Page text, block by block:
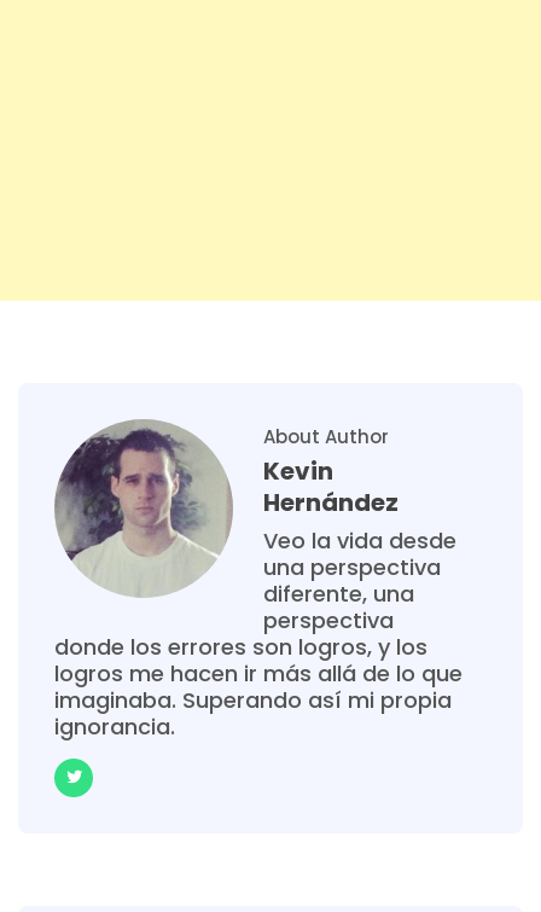
About Author
Kevin
Hernández
Veo la vida desde
una perspectiva
diferente, una
perspectiva
donde los errores son logros, y los
logros me hacen ir más allá de lo que
imaginaba. Superando así mi propia
ignorancia.